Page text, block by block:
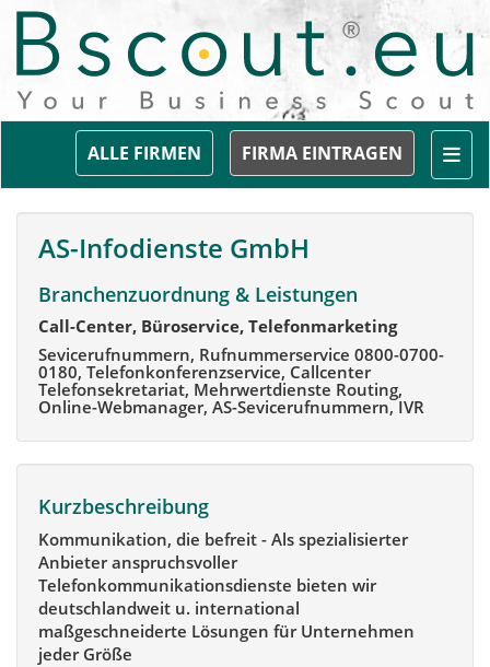
FIRMA EINTRAGEN
ALLE FIRMEN
AS-Infodienste GmbH
Branchenzuordnung & Leistungen
Call-Center, Büroservice, Telefonmarketing
Sevicerufnummern, Rufnummerservice 0800-0700-
0180, Telefonkonferenzservice, Callcenter
Telefonsekretariat, Mehrwertdienste Routing,
Online-Webmanager, AS-Sevicerufnummern, IVR
Kurzbeschreibung
Kommunikation, die befreit - Als spezialisierter
Anbieter anspruchsvoller
Telefonkommunikationsdienste bieten wir
deutschlandweit u. international
maßgeschneiderte Lösungen für Unternehmen
jeder Größe